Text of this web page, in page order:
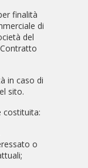
finalità
di
del
in caso di
sito.
costituita:
o